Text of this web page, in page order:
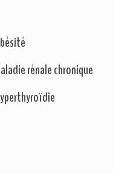
rénale chronique